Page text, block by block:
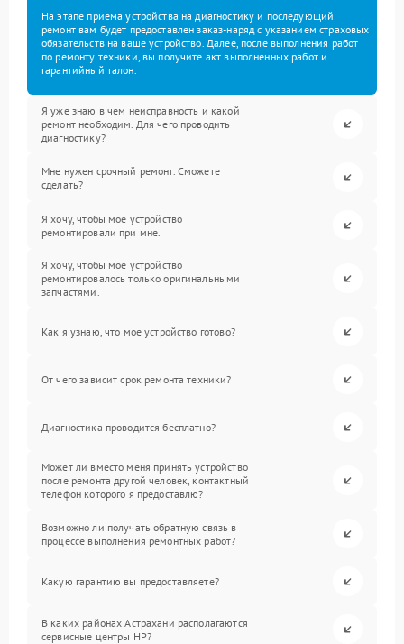
На этапе приема устройства на диагностику и последующий
ремонт вам будет предоставлен заказ-наряд с указанием страховых
обязательств на ваше устройство. Далее, после выполнения работ
по ремонту техники, вы получите акт выполненных работ и
гарантийный талон.
Я уже знаю в чем неисправность и какой
ремонт необходим. Для чего проводить
диагностику?
Мне нужен срочный ремонт. Сможете
сделать?
Я хочу, чтобы мое устройство
ремонтировали при мне.
Я хочу, чтобы мое устройство
ремонтировалось только оригинальными
запчастями.
Как я узнаю, что мое устройство готово?
От чего зависит срок ремонта техники?
Диагностика проводится бесплатно?
Может ли вместо меня принять устройство
после ремонта другой человек, контактный
телефон которого я предоставлю?
Возможно ли получать обратную связь в
процессе выполнения ремонтных работ?
Какую гарантию вы предоставляете?
В каких районах Астрахани располагаются
сервисные центры HP?